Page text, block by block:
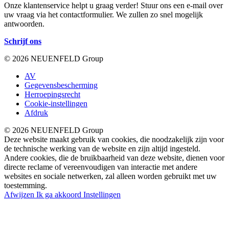
Onze klantenservice helpt u graag verder! Stuur ons een e-mail over
uw vraag via het contactformulier. We zullen zo snel mogelijk
antwoorden.
Schrijf ons
© 2026 NEUENFELD Group
AV
Gegevensbescherming
Herroepingsrecht
Cookie-instellingen
Afdruk
© 2026 NEUENFELD Group
Deze website maakt gebruik van cookies, die noodzakelijk zijn voor
de technische werking van de website en zijn altijd ingesteld.
Andere cookies, die de bruikbaarheid van deze website, dienen voor
directe reclame of vereenvoudigen van interactie met andere
websites en sociale netwerken, zal alleen worden gebruikt met uw
toestemming.
Afwijzen Ik ga akkoord Instellingen